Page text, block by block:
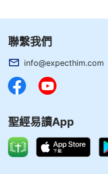
「神在每個時代都
呢？「耶穌」這個名是
耶穌再來還能叫這個名
什麼耶和華與耶穌是一
將神的全部都代表了嗎
叫不同的名，以名來更
為沒有一個名能將神自
聯繫我們
info@expecthim.com
聖經易讀App